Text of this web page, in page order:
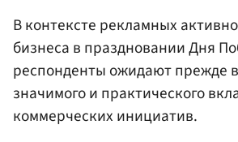
В контексте рекламных
бизнеса в праздновании Дня
респонденты ожидают прежде
значимого и практического
коммерческих инициатив.